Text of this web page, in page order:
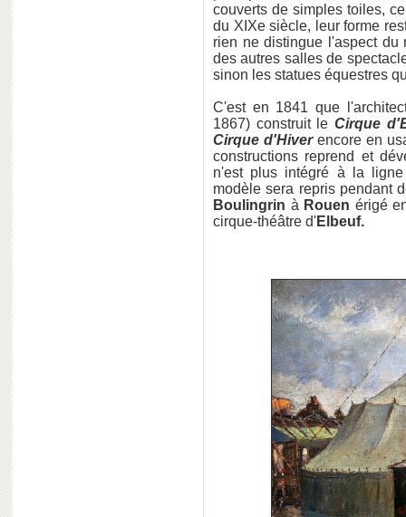
couverts de simples toiles,
du XIXe siècle, leur forme
rien ne distingue l'aspect du
des autres salles de
sinon les statues équestres
C'est en 1841 que
1867) construit leCirque
Cirque d'Hiverencore en
constructions reprend et
n'est plus intégré à la
modèle sera repris pendant
Boulingrin à Rouen érigé
cirque-théâtre d'Elbeuf.